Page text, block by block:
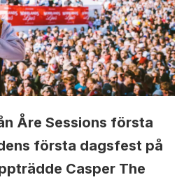
Åre Sessions första
första dagsfest på
Casper The